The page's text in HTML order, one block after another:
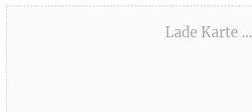
Lade Karte ...